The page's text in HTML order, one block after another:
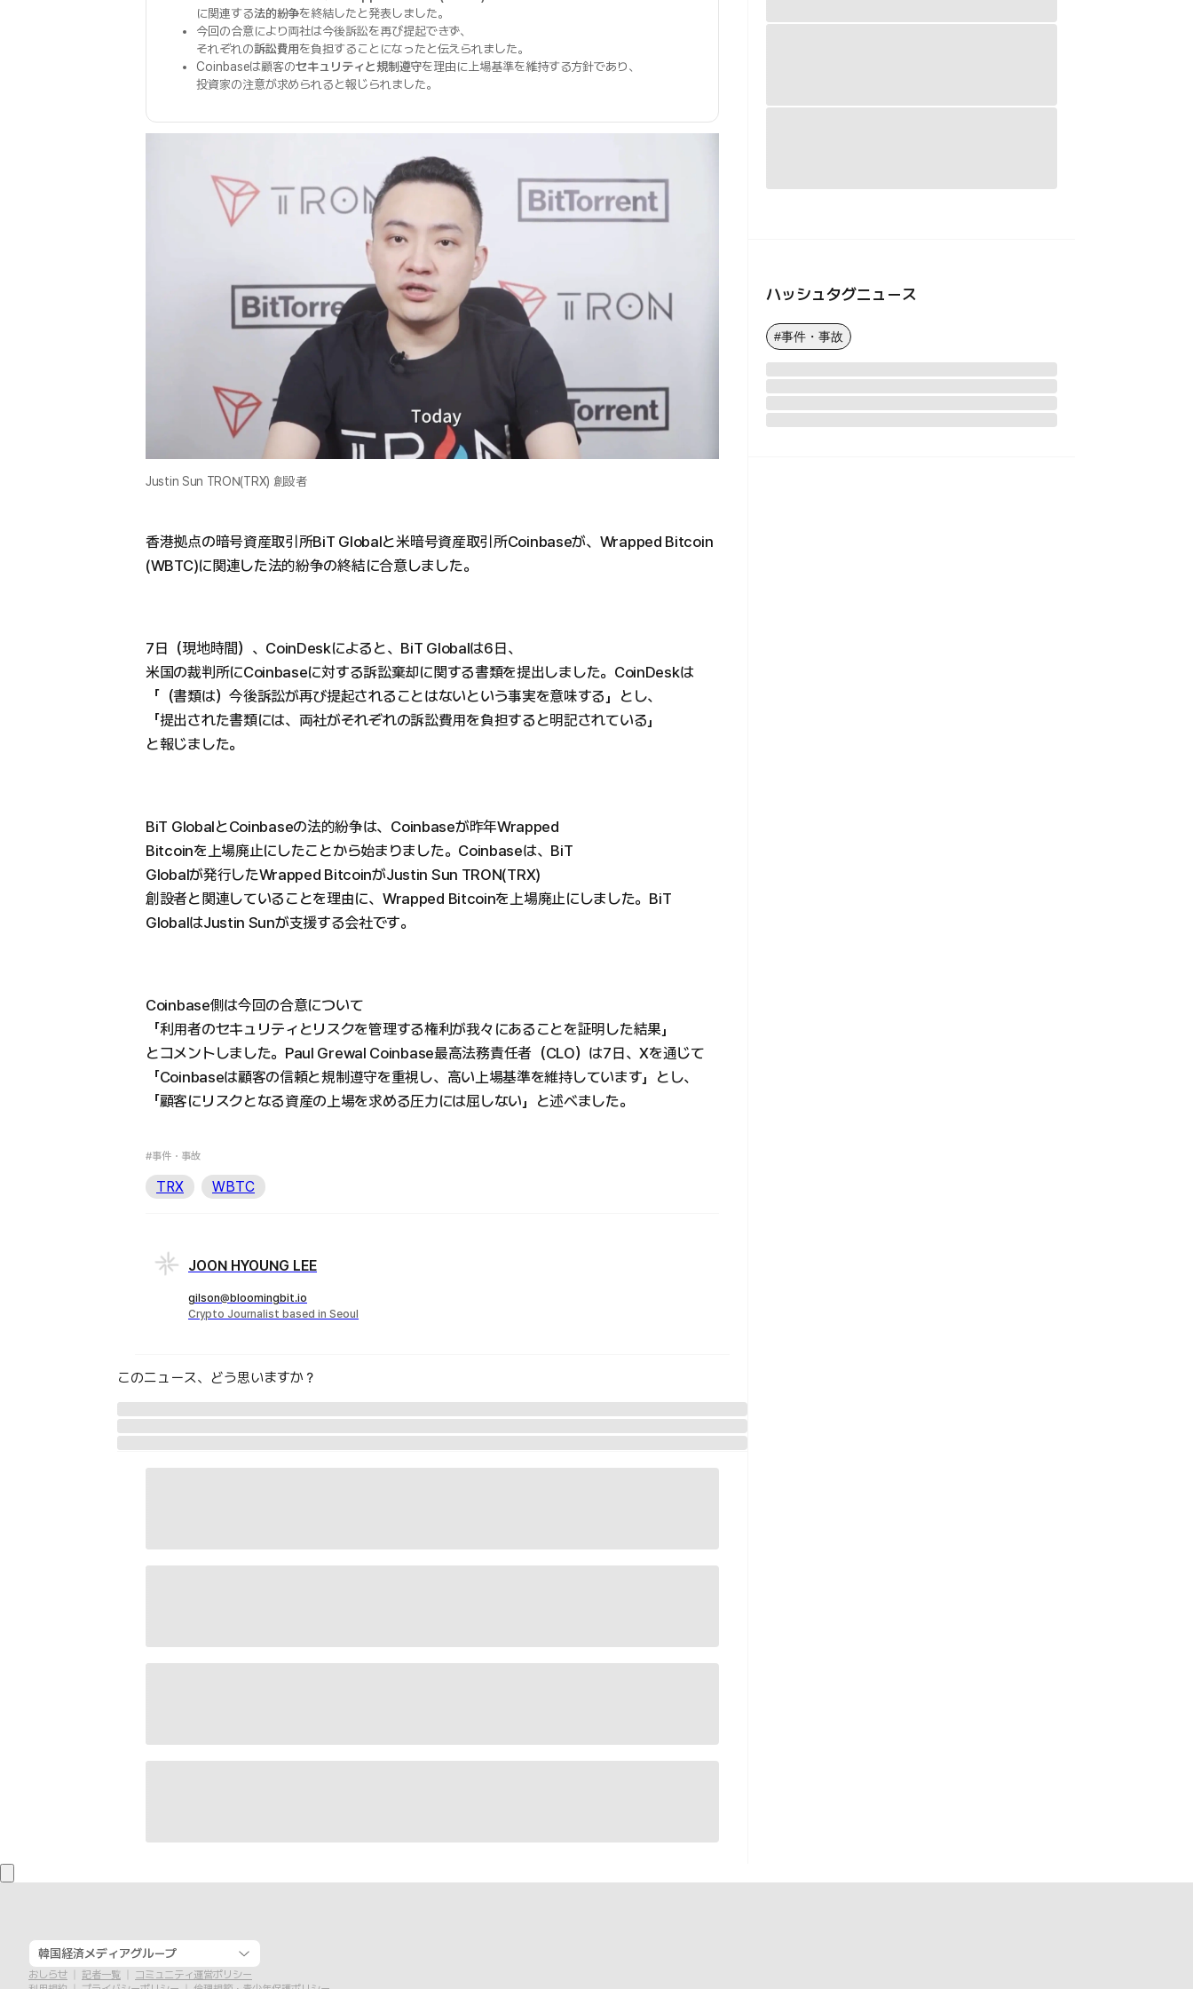
に関連する法的紛争を終結したと発表しました。
今回の合意により両社は今後訴訟を再び提起できず、
それぞれの訴訟費用を負担することになったと伝えられました。
Coinbaseは顧客のセキュリティと規制遵守を理由に上場基準を維持する方針であり、
投資家の注意が求められると報じられました。
Justin Sun TRON(TRX) 創設者
香港拠点の暗号資産取引所BiT Globalと米暗号資産取引所Coinbaseが、Wrapped Bitcoin
(WBTC)に関連した法的紛争の終結に合意しました。
7日（現地時間）、CoinDeskによると、BiT Globalは6日、
米国の裁判所にCoinbaseに対する訴訟棄却に関する書類を提出しました。CoinDeskは
「（書類は）今後訴訟が再び提起されることはないという事実を意味する」とし、
「提出された書類には、両社がそれぞれの訴訟費用を負担すると明記されている」
と報じました。
BiT GlobalとCoinbaseの法的紛争は、Coinbaseが昨年Wrapped
Bitcoinを上場廃止にしたことから始まりました。Coinbaseは、BiT
Globalが発行したWrapped BitcoinがJustin Sun TRON(TRX)
創設者と関連していることを理由に、Wrapped Bitcoinを上場廃止にしました。BiT
GlobalはJustin Sunが支援する会社です。
Coinbase側は今回の合意について
「利用者のセキュリティとリスクを管理する権利が我々にあることを証明した結果」
とコメントしました。Paul Grewal Coinbase最高法務責任者（CLO）は7日、Xを通じて
「Coinbaseは顧客の信頼と規制遵守を重視し、高い上場基準を維持しています」とし、
「顧客にリスクとなる資産の上場を求める圧力には屈しない」と述べました。
#事件・事故
TRX WBTC
JOON HYOUNG LEE
gilson@bloomingbit.io
Crypto Journalist based in Seoul
このニュース、どう思いますか？
ハッシュタグニュース
#事件・事故
韓国経済メディアグループ
おしらせ 記者一覧
コミュニティ運営ポリシー